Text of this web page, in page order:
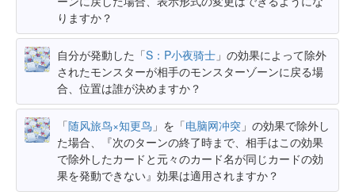
りますか？
自分が発動した「S：P小夜骑士 」の効果によって除外
されたモンスターが相手のモンスターゾーンに戻る場
合、位置は誰が決めますか？
「随风旅鸟×知更鸟 」を「电脑网冲突 」の効果で除外し
た場合、『次のターンの終了時まで、相手はこの効果
で除外したカードと元々のカード名が同じカードの効
果を発動できない』効果は適用されますか？